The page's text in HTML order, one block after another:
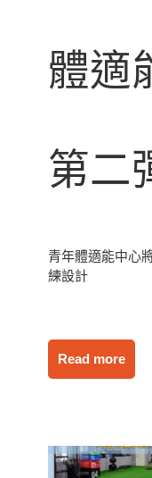
體適
第二
青年體適能中心
練設計
Read more